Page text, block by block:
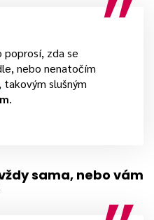
poprosí, zda se
nebo nenatočím
, takovým slušným
.
sama, nebo vám